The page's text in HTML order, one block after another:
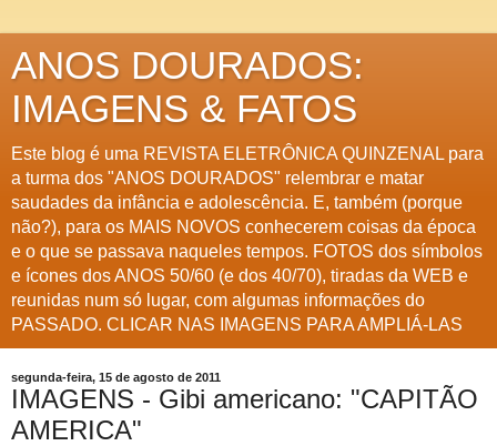
ANOS DOURADOS:
IMAGENS & FATOS
Este blog é uma REVISTA ELETRÔNICA QUINZENAL para
a turma dos "ANOS DOURADOS" relembrar e matar
saudades da infância e adolescência. E, também (porque
não?), para os MAIS NOVOS conhecerem coisas da época
e o que se passava naqueles tempos. FOTOS dos símbolos
e ícones dos ANOS 50/60 (e dos 40/70), tiradas da WEB e
reunidas num só lugar, com algumas informações do
PASSADO. CLICAR NAS IMAGENS PARA AMPLIÁ-LAS
segunda-feira, 15 de agosto de 2011
IMAGENS - Gibi americano: "CAPITÃO
AMERICA"